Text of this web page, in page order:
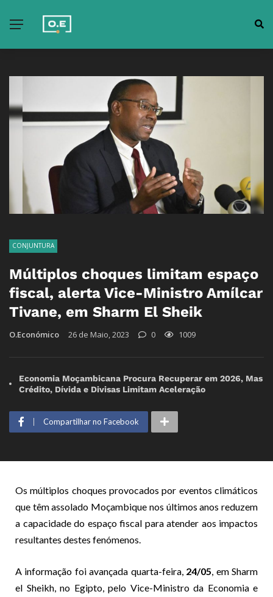
CONJUNTURA
Múltiplos choques limitam espaço
fiscal, alerta Vice-Ministro Amílcar
Tivane, em Sharm El Sheik
O.Económico 26 de Maio, 2023 0 1009
Economia Moçambicana Procura Recuperar em 2026, Mas
Crédito, Dívida e Divisas Limitam Aceleração
Compartilhar no Facebook
Os múltiplos choques provocados por eventos climáticos
que têm assolado Moçambique nos últimos anos reduzem
a capacidade do espaço fiscal para atender aos impactos
resultantes destes fenómenos.
A informação foi avançada quarta-feira, 24/05, em Sharm
el Sheikh, no Egipto, pelo Vice-Ministro da Economia e